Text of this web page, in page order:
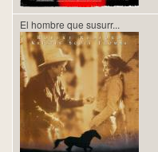
El hombre que susurr...